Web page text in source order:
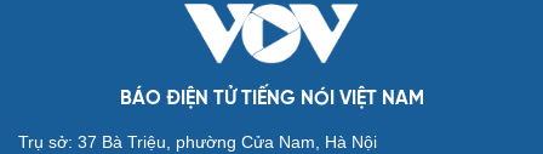
BÁO ĐIỆN TỬ TIẾNG NÓI VIỆT NAM
Trụ sở: 37 Bà Triệu, phường Cửa Nam, Hà Nội